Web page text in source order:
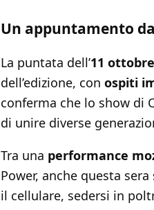
Un appuntamento
La puntata dell’11
dell’edizione, con ospiti
conferma che lo show di
di unire diverse
Tra una performance
Power, anche questa
il cellulare, sedersi in